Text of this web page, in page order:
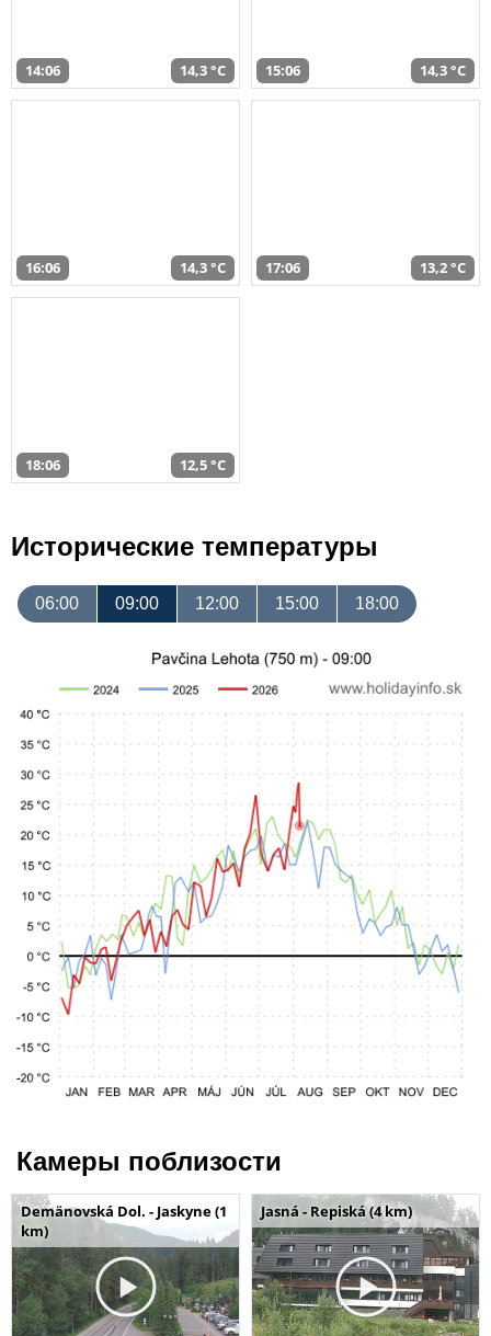
14:06 14,3 °C 15:06 14,3 °C
16:06 14,3 °C 17:06 13,2 °C
18:06 12,5 °C
Исторические температуры
06:00 09:00 12:00 15:00 18:00
Камеры поблизости
Demänovská Dol. - Jaskyne (1
km)
Jasná - Repiská (4 km)